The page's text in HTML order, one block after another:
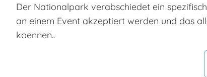
Der Nationalpark verabschiedet ein
an einem Event akzeptiert werden und das
koennen..